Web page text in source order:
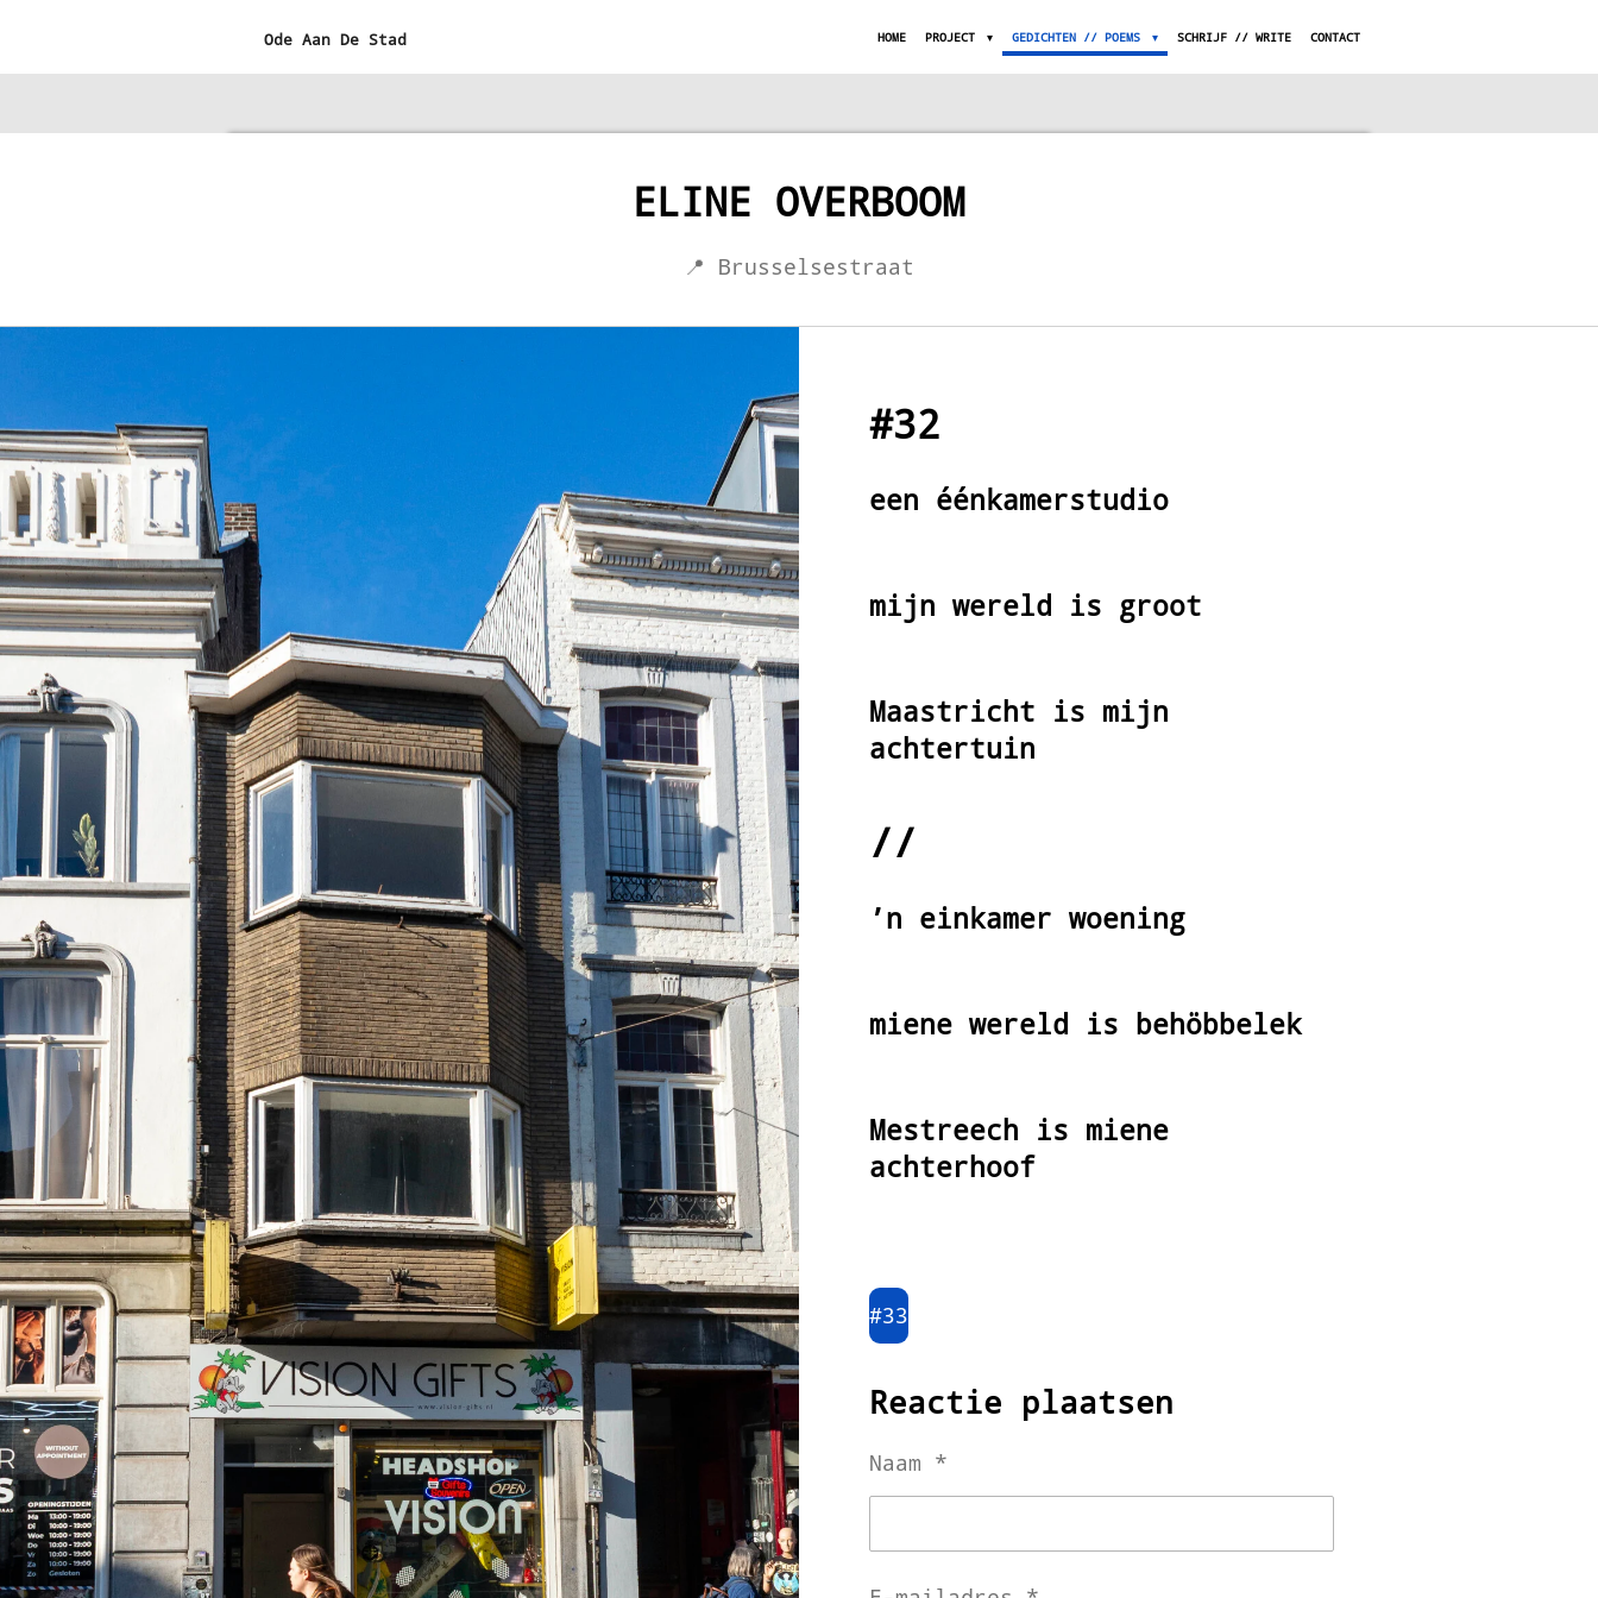
de
Ode Aan De Stad HOME PROJECT GEDICHTEN // POEMS SCHRIJF // WRITE CONTACT
ELINE OVERBOOM
📍 Brusselsestraat
#32
een éénkamerstudio
mijn wereld is groot
Maastricht is mijn
achtertuin
//
’n einkamer woening
miene wereld is behöbbelek
Mestreech is miene
achterhoof
#33
Reactie plaatsen
Naam *